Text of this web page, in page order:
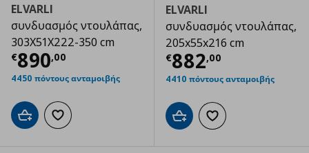
ELVARLI
συνδυασμός ντουλάπας,
303X51X222-350 cm
€890,00
Τρέχουσα τιμή € 890,00
4450 πόντους ανταμοιβής
Προσθήκη στο καλάθι
Προσθήκη στα αγαπημένα
ELVARLI
συνδυασμός ντουλάπας,
205x55x216 cm
€882,00
Τρέχουσα
4410 πόντους ανταμοιβής
Προσθήκη στο καλάθι
Προσθήκη στα